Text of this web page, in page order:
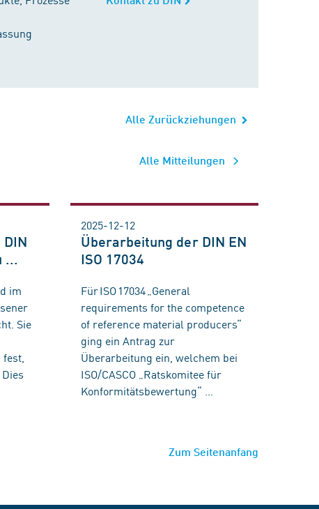
Alle Zurückziehungen
Alle Mitteilungen
...
im
Sie
2025-12-12
Überarbeitung der DIN EN
ISO 17034
Für ISO 17034 „General
requirements for the competence
of reference material producers“
ging ein Antrag zur
Überarbeitung ein, welchem bei
ISO/CASCO „Ratskomitee für
Konformitätsbewertung“ ...
Zum Seitenanfang